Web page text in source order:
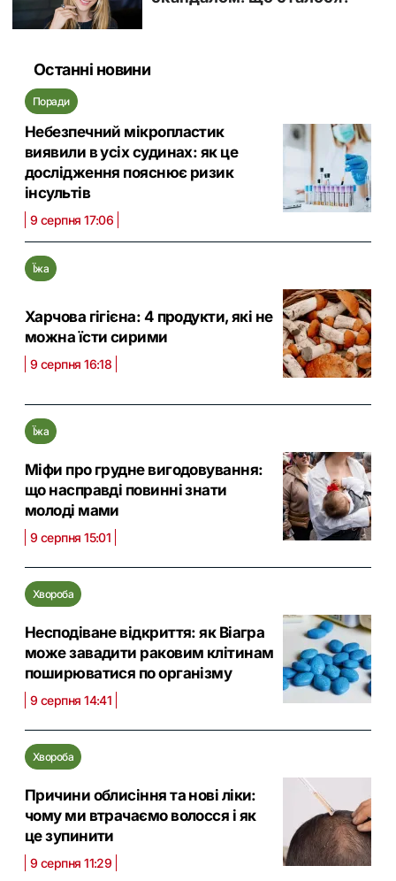
Останні новини
Поради
Небезпечний мікропластик
виявили в усіх судинах: як це
дослідження пояснює ризик
інсультів
9 серпня 17:06
Їжа
Харчова гігієна: 4 продукти, які не
можна їсти сирими
9 серпня 16:18
Їжа
Міфи про грудне вигодовування:
що насправді повинні знати
молоді мами
9 серпня 15:01
Хвороба
Несподіване відкриття: як Віагра
може завадити раковим клітинам
поширюватися по організму
9 серпня 14:41
Хвороба
Причини облисіння та нові ліки:
чому ми втрачаємо волосся і як
це зупинити
9 серпня 11:29